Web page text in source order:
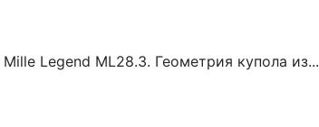
Legend ML28.3. Геометрия купола из...